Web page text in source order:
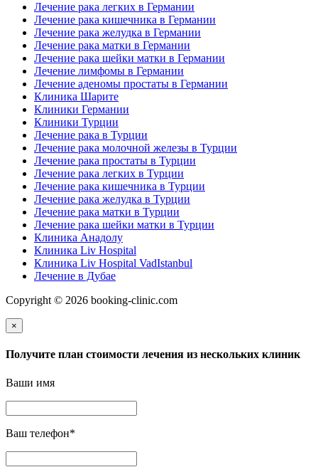
Лечение рака легких в Германии
Лечение рака кишечника в Германии
Лечение рака желудка в Германии
Лечение рака матки в Германии
Лечение рака шейки матки в Германии
Лечение лимфомы в Германии
Лечение аденомы простаты в Германии
Клиника Шарите
Клиники Германии
Клиники Турции
Лечение рака в Турции
Лечение рака молочной железы в Турции
Лечение рака простаты в Турции
Лечение рака легких в Турции
Лечение рака кишечника в Турции
Лечение рака желудка в Турции
Лечение рака матки в Турции
Лечение рака шейки матки в Турции
Клиника Анадолу
Клиника Liv Hospital
Клиника Liv Hospital VadIstanbul
Лечение в Дубае
Copyright © 2026 booking-clinic.com
×
Получите план стоимости лечения из нескольких клиник
Ваши имя
Ваш телефон*